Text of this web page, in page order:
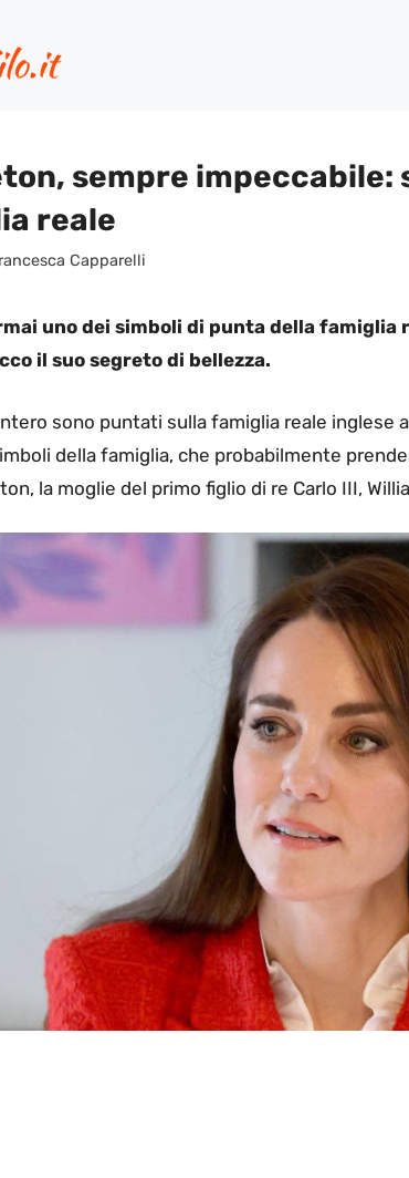
sempre impeccabile:
reale
Capparelli
uno dei simboli di punta della famiglia
il suo segreto di bellezza.
sono puntati sulla famiglia reale inglese
della famiglia, che probabilmente
la moglie del primo figlio di re Carlo III,